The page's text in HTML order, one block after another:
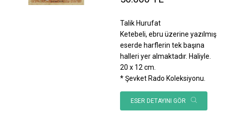
Talik Hurufat
Ketebeli, ebru üzerine yazılmış
eserde harflerin tek başına
halleri yer almaktadır. Haliyle.
20 x 12 cm.
* Şevket Rado Koleksiyonu.
ESER DETAYINI GÖR